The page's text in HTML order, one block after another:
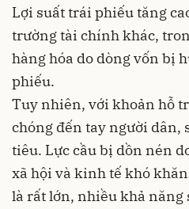
Lợi suất trái phiếu tăng
trường tài chính khác,
hàng hóa do dòng vốn bị
phiếu.
Tuy nhiên, với khoản hỗ
chóng đến tay người dân,
tiêu. Lực cầu bị dồn nén
xã hội và kinh tế khó
là rất lớn, nhiều khả năng